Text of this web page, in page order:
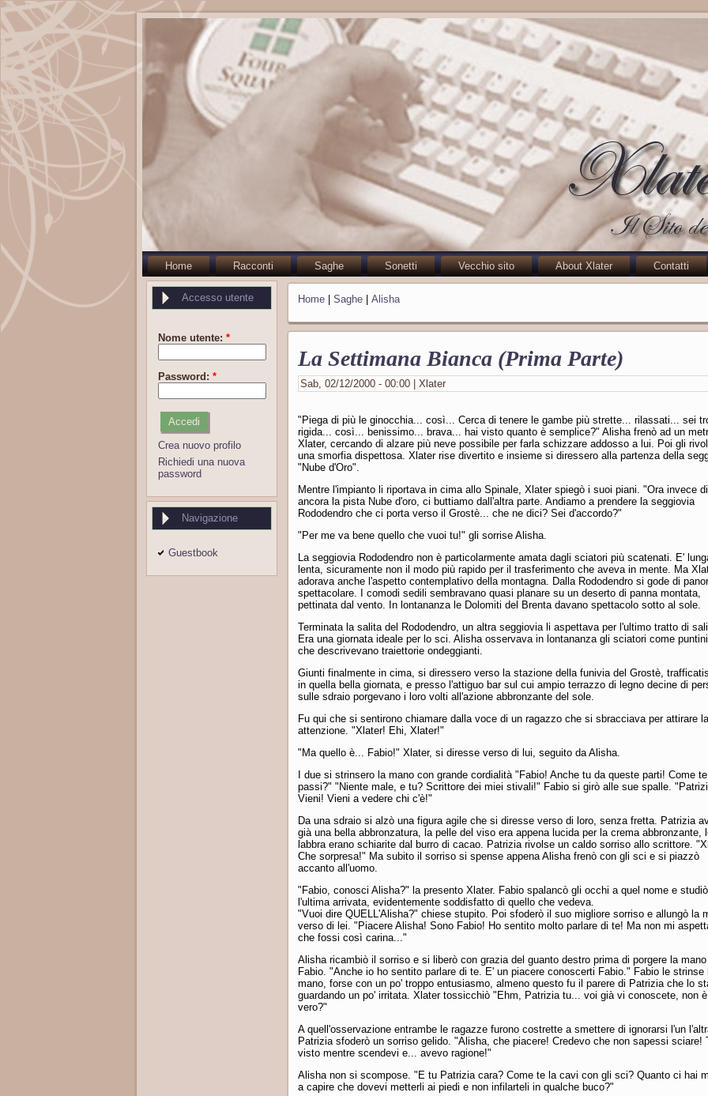
Home Racconti Saghe Sonetti Vecchio sito About Xlater Contatti
Accesso utente
Nome utente: *
Password: *
Crea nuovo profilo
Richiedi una nuova
password
Navigazione
Guestbook
Home Saghe Alisha
La Settimana Bianca (Prima Parte)
Sab, 02/12/2000 - 00:00 | Xlater
"Piega di più le ginocchia... così... Cerca di tenere le gambe più strette... rilassati... sei
rigida... così... benissimo... brava... hai visto quanto è semplice?" Alisha frenò ad un
Xlater, cercando di alzare più neve possibile per farla schizzare addosso a lui. Poi gli
una smorfia dispettosa. Xlater rise divertito e insieme si diressero alla partenza della
"Nube d'Oro".
Mentre l'impianto li riportava in cima allo Spinale, Xlater spiegò i suoi piani. "Ora invece
ancora la pista Nube d'oro, ci buttiamo dall'altra parte. Andiamo a prendere la seggiovia
Rododendro che ci porta verso il Grostè... che ne dici? Sei d'accordo?"
"Per me va bene quello che vuoi tu!" gli sorrise Alisha.
La seggiovia Rododendro non è particolarmente amata dagli sciatori più scatenati. E'
lenta, sicuramente non il modo più rapido per il trasferimento che aveva in mente. Ma
adorava anche l'aspetto contemplativo della montagna. Dalla Rododendro si gode di
spettacolare. I comodi sedili sembravano quasi planare su un deserto di panna montata,
pettinata dal vento. In lontananza le Dolomiti del Brenta davano spettacolo sotto al sole.
Terminata la salita del Rododendro, un altra seggiovia li aspettava per l'ultimo tratto di
Era una giornata ideale per lo sci. Alisha osservava in lontananza gli sciatori come
che descrivevano traiettorie ondeggianti.
Giunti finalmente in cima, si diressero verso la stazione della funivia del Grostè,
in quella bella giornata, e presso l'attiguo bar sul cui ampio terrazzo di legno decine di
sulle sdraio porgevano i loro volti all'azione abbronzante del sole.
Fu qui che si sentirono chiamare dalla voce di un ragazzo che si sbracciava per attirare
attenzione. "Xlater! Ehi, Xlater!"
"Ma quello è... Fabio!" Xlater, si diresse verso di lui, seguito da Alisha.
I due si strinsero la mano con grande cordialità "Fabio! Anche tu da queste parti! Come
passi?" "Niente male, e tu? Scrittore dei miei stivali!" Fabio si girò alle sue spalle.
Vieni! Vieni a vedere chi c'è!"
Da una sdraio si alzò una figura agile che si diresse verso di loro, senza fretta. Patrizia
già una bella abbronzatura, la pelle del viso era appena lucida per la crema abbronzante,
labbra erano schiarite dal burro di cacao. Patrizia rivolse un caldo sorriso allo scrittore.
Che sorpresa!" Ma subito il sorriso si spense appena Alisha frenò con gli sci e si piazzò
accanto all'uomo.
"Fabio, conosci Alisha?" la presento Xlater. Fabio spalancò gli occhi a quel nome e studiò
l'ultima arrivata, evidentemente soddisfatto di quello che vedeva.
"Vuoi dire QUELL'Alisha?" chiese stupito. Poi sfoderò il suo migliore sorriso e allungò la
verso di lei. "Piacere Alisha! Sono Fabio! Ho sentito molto parlare di te! Ma non mi
che fossi così carina..."
Alisha ricambiò il sorriso e si liberò con grazia del guanto destro prima di porgere la
Fabio. "Anche io ho sentito parlare di te. E' un piacere conoscerti Fabio." Fabio le strinse
mano, forse con un po' troppo entusiasmo, almeno questo fu il parere di Patrizia che lo
guardando un po' irritata. Xlater tossicchiò "Ehm, Patrizia tu... voi già vi conoscete, non è
vero?"
A quell'osservazione entrambe le ragazze furono costrette a smettere di ignorarsi l'un
Patrizia sfoderò un sorriso gelido. "Alisha, che piacere! Credevo che non sapessi sciare!
visto mentre scendevi e... avevo ragione!"
Alisha non si scompose. "E tu Patrizia cara? Come te la cavi con gli sci? Quanto ci hai
a capire che dovevi metterli ai piedi e non infilarteli in qualche buco?"